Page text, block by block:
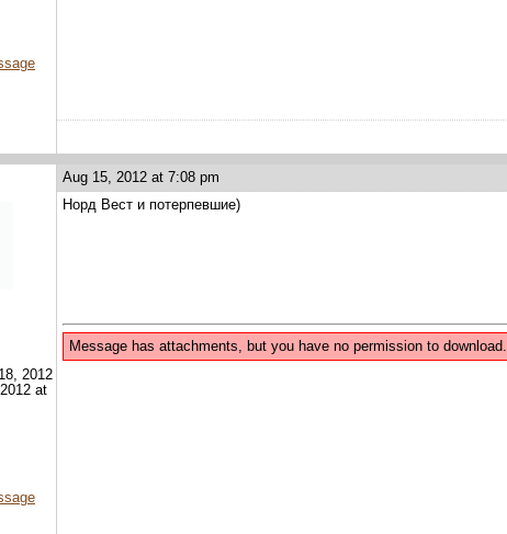
Aug 15, 2012 at 7:08 pm
Норд Вест и потерпевшие)
Message has attachments, but you have no permission to download.
2012
at